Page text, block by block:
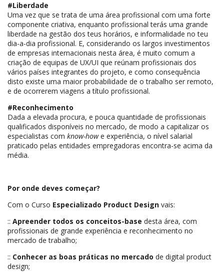
#Liberdade
Uma vez que se trata de uma área profissional com uma forte
componente criativa, enquanto profissional terás uma grande
liberdade na gestão dos teus horários, e informalidade no teu
dia-a-dia profissional. E, considerando os largos investimentos
de empresas internacionais nesta área, é muito comum a
criação de equipas de UX/UI que reúnam profissionais dos
vários países integrantes do projeto, e como consequência
disto existe uma maior probabilidade de o trabalho ser remoto,
e de ocorrerem viagens a título profissional.
#Reconhecimento
Dada a elevada procura, e pouca quantidade de profissionais
qualificados disponíveis no mercado, de modo a capitalizar os
especialistas com know-howe experiência, o nível salarial
praticado pelas entidades empregadoras encontra-se acima da
média.
Por onde deves começar?
Com o Curso Especializado Product Design vais:
:: Apreender todos os conceitos-base desta área, com
profissionais de grande experiência e reconhecimento no
mercado de trabalho;
:: Conhecer as boas práticas no mercado de digital product
design;